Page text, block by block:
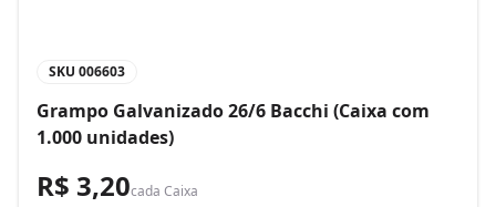
SKU 006603
Grampo Galvanizado 26/6 Bacchi (Caixa com
1.000 unidades)
R$ 3,20cada Caixa